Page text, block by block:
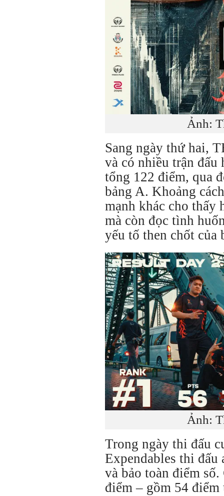
Ảnh:
Sang ngày thứ hai,
và có nhiều trận
tổng 122 điểm, qua
bảng A. Khoảng
mạnh khác cho thấy
mà còn đọc tình
yếu tố then chốt của
Ảnh:
Trong ngày thi đấu
Expendables thi đấu
và bảo toàn điểm
điểm – gồm 54